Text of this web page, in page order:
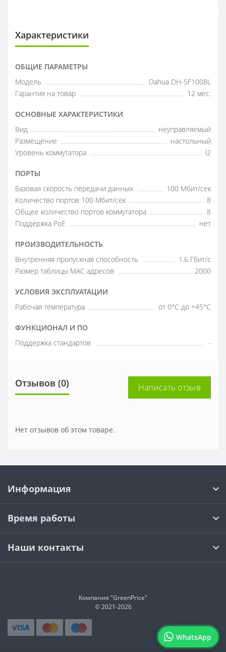
Характеристики
ОБЩИЕ ПАРАМЕТРЫ
Модель
Dahua DH-SF1008L
Гарантия на товар
12 мес.
ОСНОВНЫЕ ХАРАКТЕРИСТИКИ
Вид
неуправляемый
Размещение
настольный
Уровень коммутатора
l2
ПОРТЫ
Базовая скорость передачи данных
100 Мбит/сек
Количество портов 100 Мбит/сек
8
Общее количество портов коммутатора
8
Поддержка PoE
нет
ПРОИЗВОДИТЕЛЬНОСТЬ
Внутренняя пропускная способность
1.6 Гбит/с
Размер таблицы МАС адресов
2000
УСЛОВИЯ ЭКСПЛУАТАЦИИ
Рабочая температура от 0°C до +45°C
ФУНКЦИОНАЛ И ПО
Поддержка стандартов -
Отзывов (0) Написать отзыв
Нет отзывов об этом товаре.
WhatsApp
Информация
Время работы
Наши контакты
Компания "GreenPrice"
© 2021-2026